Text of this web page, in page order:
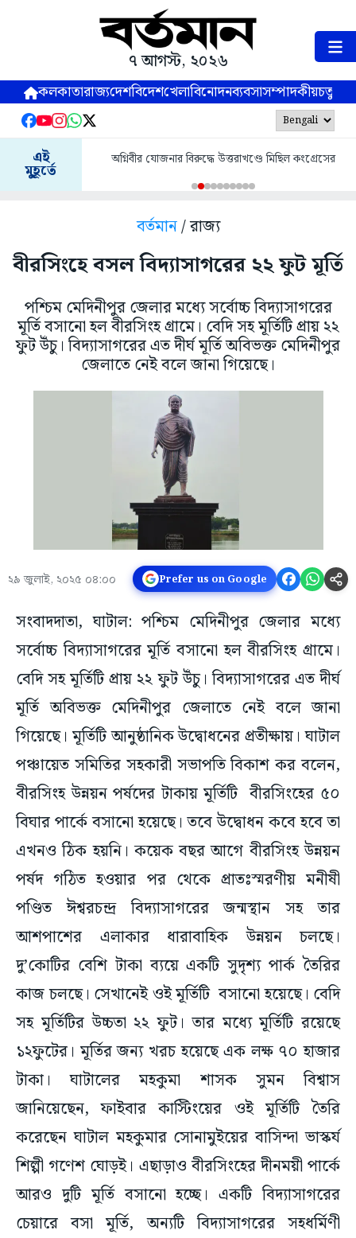
৭ আগস্ট, ২০২৬
কলকাতারাজ্যদেশবিদেশখেলাবিনোদনব্যবসাসম্পাদকীয়
এই
মুহূর্তে
অগ্নিবীর যোজনার বিরুদ্ধে উত্তরাখণ্ডে মিছিল কংগ্রেসের
বর্তমান/ রাজ্য
বীরসিংহে বসল বিদ্যাসাগরের ২২ ফুট মূর্তি
পশ্চিম মেদিনীপুর জেলার মধ্যে সর্বোচ্চ বিদ্যাসাগরের
মূর্তি বসানো হল বীরসিংহ গ্রামে। বেদি সহ মূর্তিটি প্রায় ২২
ফুট উঁচু। বিদ্যাসাগরের এত দীর্ঘ মূর্তি অবিভক্ত মেদিনীপুর
জেলাতে নেই বলে জানা গিয়েছে।
২৯ জুলাই, ২০২৫ ০৪:০০ Prefer us on Google
সংবাদদাতা, ঘাটাল: পশ্চিম মেদিনীপুর জেলার মধ্যে
সর্বোচ্চ বিদ্যাসাগরের মূর্তি বসানো হল বীরসিংহ গ্রামে।
বেদি সহ মূর্তিটি প্রায় ২২ ফুট উঁচু। বিদ্যাসাগরের এত দীর্ঘ
মূর্তি অবিভক্ত মেদিনীপুর জেলাতে নেই বলে জানা
গিয়েছে। মূর্তিটি আনুষ্ঠানিক উদ্বোধনের প্রতীক্ষায়। ঘাটাল
পঞ্চায়েত সমিতির সহকারী সভাপতি বিকাশ কর বলেন,
বীরসিংহ উন্নয়ন পর্ষদের টাকায় মূর্তিটি বীরসিংহের ৫০
বিঘার পার্কে বসানো হয়েছে। তবে উদ্বোধন কবে হবে তা
এখনও ঠিক হয়নি। কয়েক বছর আগে বীরসিংহ উন্নয়ন
পর্ষদ গঠিত হওয়ার পর থেকে প্রাতঃস্মরণীয় মনীষী
পণ্ডিত ঈশ্বরচন্দ্র বিদ্যাসাগরের জন্মস্থান সহ তার
আশপাশের এলাকার ধারাবাহিক উন্নয়ন চলছে।
দু’কোটির বেশি টাকা ব্যয়ে একটি সুদৃশ্য পার্ক তৈরির
কাজ চলছে। সেখানেই ওই মূর্তিটি বসানো হয়েছে। বেদি
সহ মূর্তিটির উচ্চতা ২২ ফুট। তার মধ্যে মূর্তিটি রয়েছে
১২ফুটের। মূর্তির জন্য খরচ হয়েছে এক লক্ষ ৭০ হাজার
টাকা। ঘাটালের মহকুমা শাসক সুমন বিশ্বাস
জানিয়েছেন, ফাইবার কাস্টিংয়ের ওই মূর্তিটি তৈরি
করেছেন ঘাটাল মহকুমার সোনামুইয়ের বাসিন্দা ভাস্কর্য
শিল্পী গণেশ ঘোড়ই। এছাড়াও বীরসিংহের দীনময়ী পার্কে
আরও দুটি মূর্তি বসানো হচ্ছে। একটি বিদ্যাসাগরের
চেয়ারে বসা মূর্তি, অন্যটি বিদ্যাসাগরের সহধর্মিণী